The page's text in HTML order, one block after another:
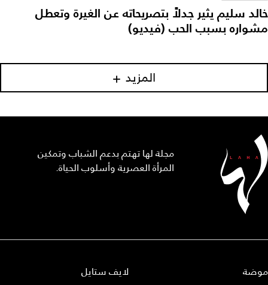
خالد سليم يثير جدلاً بتصريحاته عن الغيرة وتعطل
مشواره بسبب الحب (فيديو)
المزيد
مجلة لها تهتم بدعم الشباب وتمكين
المرأة العصرية وأسلوب الحياة.
موضة
لايف ستايل